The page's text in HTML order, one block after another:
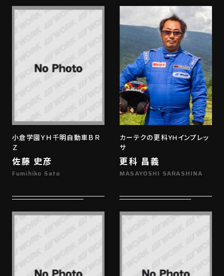
小倉学園ＹＨ千明自動車ＢＲ
Ｚ
佐藤 史彦
Fumihiko Sato
カーテクの更科YHインプレッ
サ
更科 昌義
MASAYOSHI SARASHINA